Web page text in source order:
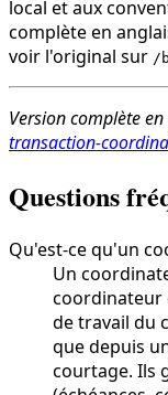
local et aux
complète en
voir l'original sur /
Version complète
transaction-
Questions
Qu'est-ce qu'un
Un
coordinateur
de travail du
que depuis
courtage. Ils